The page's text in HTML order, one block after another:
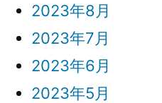
2023年8月
2023年7月
2023年6月
2023年5月